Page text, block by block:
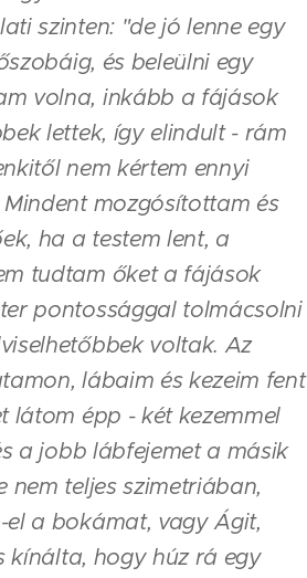
szinten: "de jó lenne egy
és beleülni egy
volna, inkább a fájások
lettek, így elindult - rám
nem kértem ennyi
mozgósítottam és
ha a testem lent, a
tudtam őket a fájások
pontossággal tolmácsolni
voltak. Az
lábaim és kezeim fent
látom épp - két kezemmel
a jobb lábfejemet a másik
teljes szimetriában,
el a bokámat, vagy Ágit,
kínálta, hogy húz rá egy